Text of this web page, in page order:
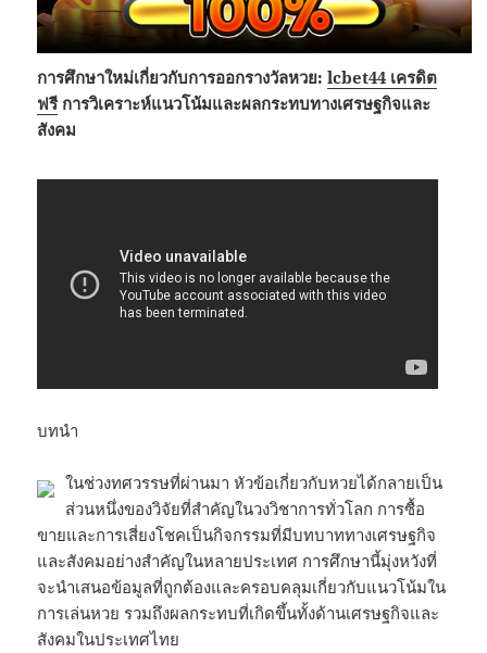
การศึกษาใหม่เกี่ยวกับการออกรางวัลหวย:lcbet44 เครดิต
ฟรีการวิเคราะห์แนวโน้มและผลกระทบทางเศรษฐกิจและ
สังคม
บทนำ
ในช่วงทศวรรษที่ผ่านมา หัวข้อเกี่ยวกับหวยได้กลายเป็น
ส่วนหนึ่งของวิจัยที่สำคัญในวงวิชาการทั่วโลก การซื้อ
ขายและการเสี่ยงโชคเป็นกิจกรรมที่มีบทบาททางเศรษฐกิจ
และสังคมอย่างสำคัญในหลายประเทศ การศึกษานี้มุ่งหวังที่
จะนำเสนอข้อมูลที่ถูกต้องและครอบคลุมเกี่ยวกับแนวโน้มใน
การเล่นหวย รวมถึงผลกระทบที่เกิดขึ้นทั้งด้านเศรษฐกิจและ
สังคมในประเทศไทย